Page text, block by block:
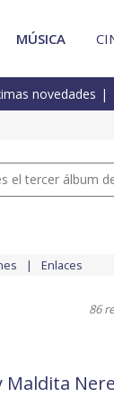
MÚSICA
novedades
el tercer álbum
Enlaces
86
Maldita